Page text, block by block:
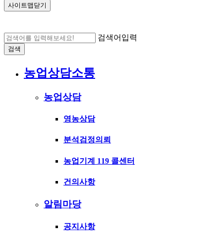
사이트맵닫기
검색어입력
검색
농업상담소통
농업상담
영농상담
분석검정의뢰
농업기계 119 콜센터
건의사항
알림마당
공지사항